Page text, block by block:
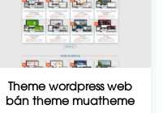
Theme wordpress web
bán theme muatheme